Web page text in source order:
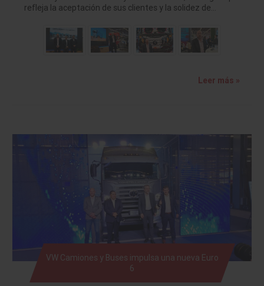
refleja la aceptación de sus clientes y la solidez de…
Leer más »
VW Camiones y Buses impulsa una nueva Euro
6